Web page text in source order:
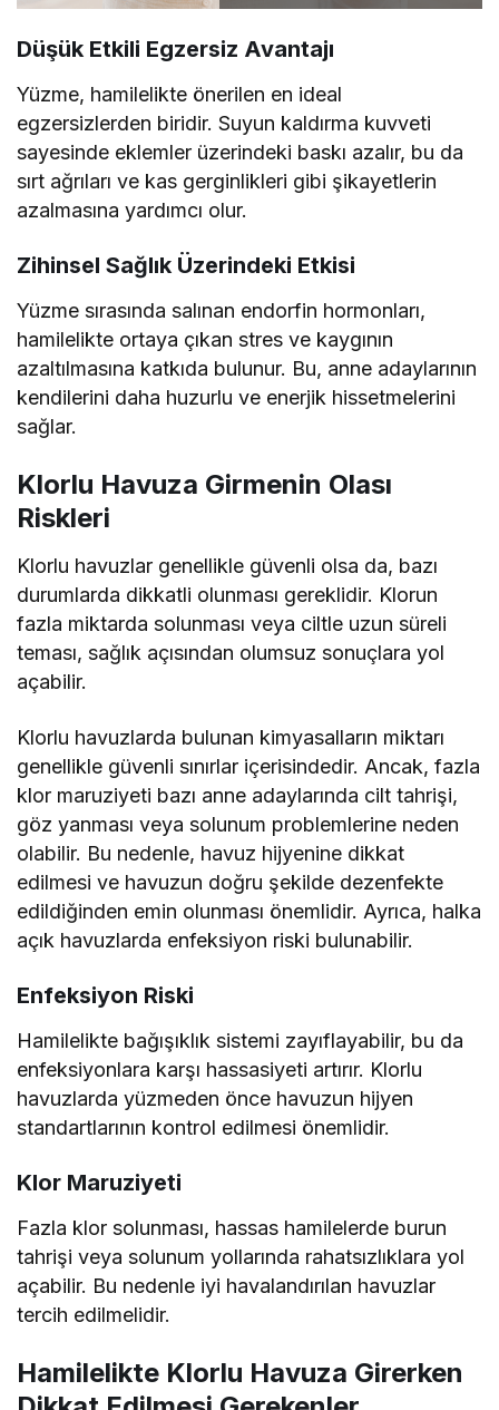
Düşük Etkili Egzersiz Avantajı
Yüzme, hamilelikte önerilen en ideal
egzersizlerden biridir. Suyun kaldırma kuvveti
sayesinde eklemler üzerindeki baskı azalır, bu da
sırt ağrıları ve kas gerginlikleri gibi şikayetlerin
azalmasına yardımcı olur.
Zihinsel Sağlık Üzerindeki Etkisi
Yüzme sırasında salınan endorfin hormonları,
hamilelikte ortaya çıkan stres ve kaygının
azaltılmasına katkıda bulunur. Bu, anne adaylarının
kendilerini daha huzurlu ve enerjik hissetmelerini
sağlar.
Klorlu Havuza Girmenin Olası
Riskleri
Klorlu havuzlar genellikle güvenli olsa da, bazı
durumlarda dikkatli olunması gereklidir. Klorun
fazla miktarda solunması veya ciltle uzun süreli
teması, sağlık açısından olumsuz sonuçlara yol
açabilir.
Klorlu havuzlarda bulunan kimyasalların miktarı
genellikle güvenli sınırlar içerisindedir. Ancak, fazla
klor maruziyeti bazı anne adaylarında cilt tahrişi,
göz yanması veya solunum problemlerine neden
olabilir. Bu nedenle, havuz hijyenine dikkat
edilmesi ve havuzun doğru şekilde dezenfekte
edildiğinden emin olunması önemlidir. Ayrıca, halka
açık havuzlarda enfeksiyon riski bulunabilir.
Enfeksiyon Riski
Hamilelikte bağışıklık sistemi zayıflayabilir, bu da
enfeksiyonlara karşı hassasiyeti artırır. Klorlu
havuzlarda yüzmeden önce havuzun hijyen
standartlarının kontrol edilmesi önemlidir.
Klor Maruziyeti
Fazla klor solunması, hassas hamilelerde burun
tahrişi veya solunum yollarında rahatsızlıklara yol
açabilir. Bu nedenle iyi havalandırılan havuzlar
tercih edilmelidir.
Hamilelikte Klorlu Havuza Girerken